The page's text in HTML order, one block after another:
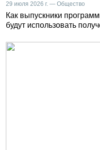
29 июля 2026 г. — Общество
Как выпускники
будут использовать